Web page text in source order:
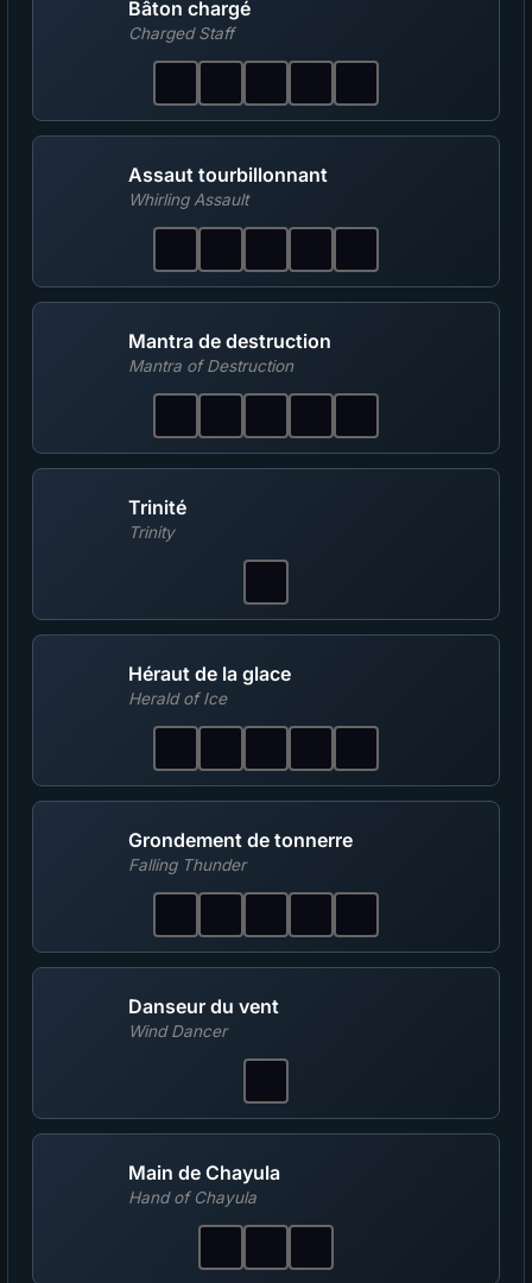
Bâton chargé
Charged Staff
Assaut tourbillonnant
Whirling Assault
Mantra de destruction
Mantra of Destruction
Trinité
Trinity
Héraut de la glace
Herald of Ice
Grondement de tonnerre
Falling Thunder
Danseur du vent
Wind Dancer
Main de Chayula
Hand of Chayula